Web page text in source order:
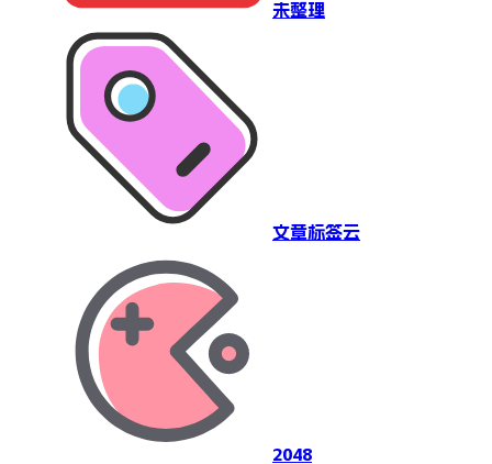
未整理
文章标签云
2048